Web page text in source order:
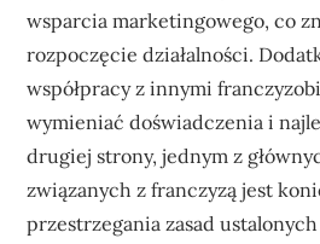
wsparcia marketingowego, co
rozpoczęcie działalności.
współpracy z innymi
wymieniać doświadczenia i
drugiej strony, jednym z
związanych z franczyzą jest
przestrzegania zasad